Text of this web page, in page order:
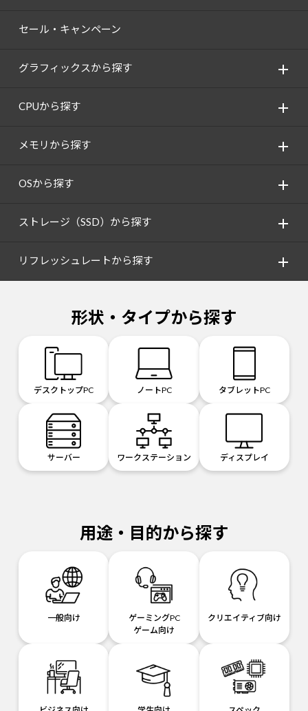
セール・キャンペーン
グラフィックスから探す
CPUから探す
メモリから探す
OSから探す
ストレージ（SSD）から探す
リフレッシュレートから探す
形状・タイプから探す
デスクトップPC ノートPC タブレットPC
サーバー ワークステーション ディスプレイ
用途・目的から探す
一般向け
ゲーミングPC
ゲーム向け
クリエイティブ向け